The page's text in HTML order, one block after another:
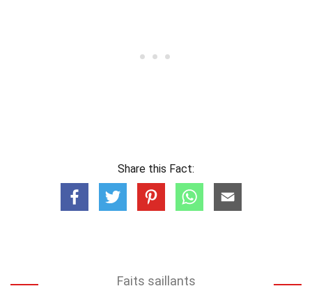
Share this Fact:
Faits saillants